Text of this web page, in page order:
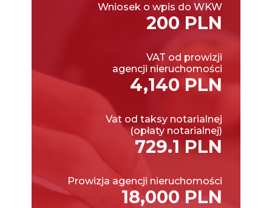
Wniosek o wpis do WKW
200 PLN
VAT od prowizji
agencji nieruchomości
4,140 PLN
Vat od taksy notarialnej
(opłaty notarialnej)
729.1 PLN
Prowizja agencji nieruchomości
18,000 PLN